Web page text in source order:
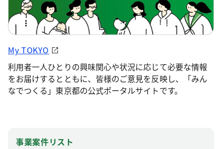
My TOKYO
利用者一人ひとりの興味関心や状況に応じて必要な情報
をお届けするとともに、皆様のご意見を反映し、「みん
なでつくる」東京都の公式ポータルサイトです。
事業案件リスト